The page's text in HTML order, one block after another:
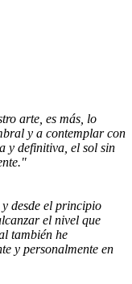
arte, es más, lo
y a contemplar con
y definitiva, el sol sin
y desde el principio
el nivel que
también he
y personalmente en